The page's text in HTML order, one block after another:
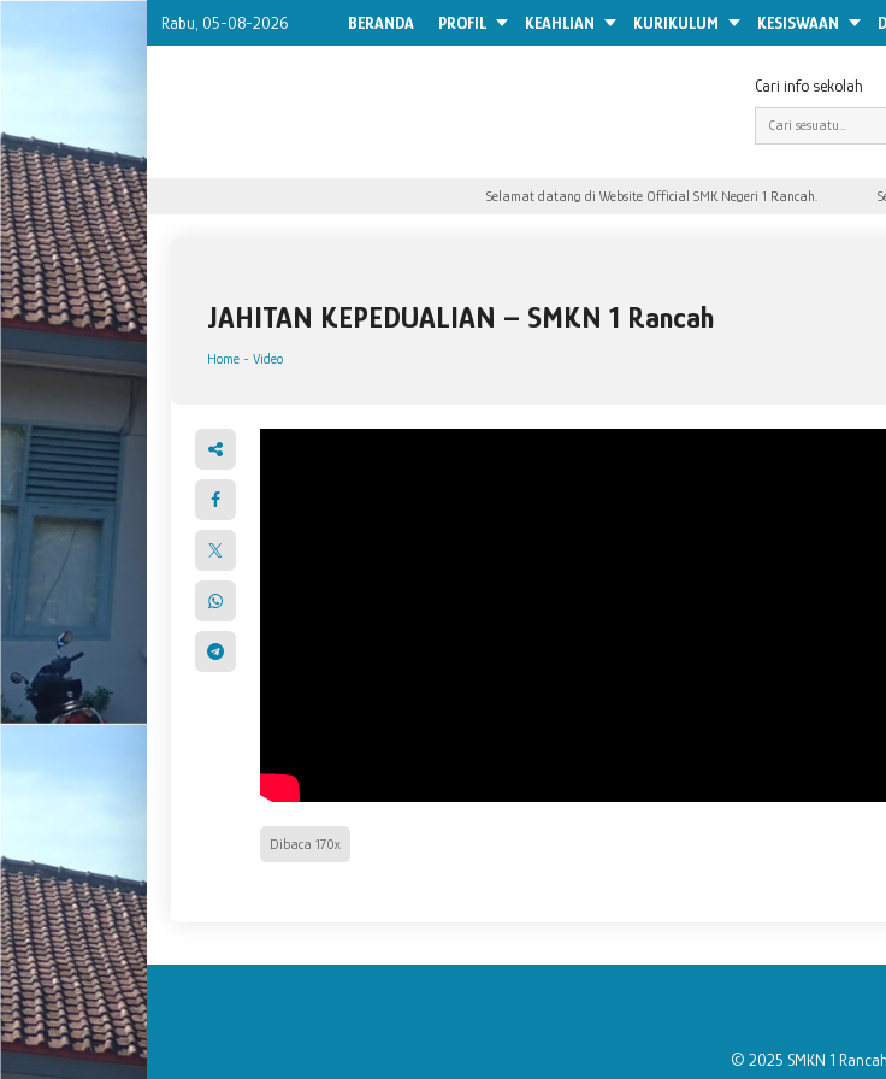
Rabu, 05-08-2026 BERANDA PROFIL KEAHLIAN KURIKULUM KESISWAAN
Cari info sekolah
Selamat datang di Website Official SMK Negeri 1 Rancah.
JAHITAN KEPEDUALIAN – SMKN 1 Rancah
Home - Video
Dibaca 170x
© 2025 SMKN 1 Rancah